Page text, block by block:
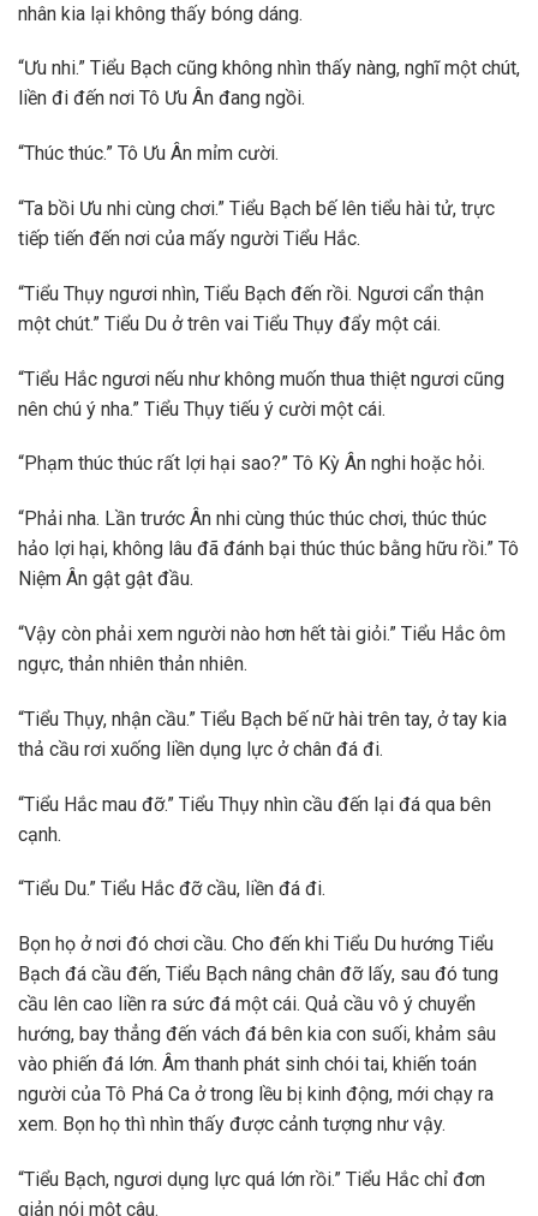
nhân kia lại không thấy bóng dáng.
“Ưu nhi.” Tiểu Bạch cũng không nhìn thấy nàng, nghĩ một chút,
liền đi đến nơi Tô Ưu Ân đang ngồi.
“Thúc thúc.” Tô Ưu Ân mỉm cười.
“Ta bồi Ưu nhi cùng chơi.” Tiểu Bạch bế lên tiểu hài tử, trực
tiếp tiến đến nơi của mấy người Tiểu Hắc.
“Tiểu Thụy ngươi nhìn, Tiểu Bạch đến rồi. Ngươi cẩn thận
một chút.” Tiểu Du ở trên vai Tiểu Thụy đẩy một cái.
“Tiểu Hắc ngươi nếu như không muốn thua thiệt ngươi cũng
nên chú ý nha.” Tiểu Thụy tiếu ý cười một cái.
“Phạm thúc thúc rất lợi hại sao?” Tô Kỳ Ân nghi hoặc hỏi.
“Phải nha. Lần trước Ân nhi cùng thúc thúc chơi, thúc thúc
hảo lợi hại, không lâu đã đánh bại thúc thúc bằng hữu rồi.” Tô
Niệm Ân gật gật đầu.
“Vậy còn phải xem người nào hơn hết tài giỏi.” Tiểu Hắc ôm
ngực, thản nhiên thản nhiên.
“Tiểu Thụy, nhận cầu.” Tiểu Bạch bế nữ hài trên tay, ở tay kia
thả cầu rơi xuống liền dụng lực ở chân đá đi.
“Tiểu Hắc mau đỡ.” Tiểu Thụy nhìn cầu đến lại đá qua bên
cạnh.
“Tiểu Du.” Tiểu Hắc đỡ cầu, liền đá đi.
Bọn họ ở nơi đó chơi cầu. Cho đến khi Tiểu Du hướng Tiểu
Bạch đá cầu đến, Tiểu Bạch nâng chân đỡ lấy, sau đó tung
cầu lên cao liền ra sức đá một cái. Quả cầu vô ý chuyển
hướng, bay thẳng đến vách đá bên kia con suối, khảm sâu
vào phiến đá lớn. Âm thanh phát sinh chói tai, khiến toán
người của Tô Phá Ca ở trong lều bị kinh động, mới chạy ra
xem. Bọn họ thì nhìn thấy được cảnh tượng như vậy.
“Tiểu Bạch, ngươi dụng lực quá lớn rồi.” Tiểu Hắc chỉ đơn
giản nói một câu.